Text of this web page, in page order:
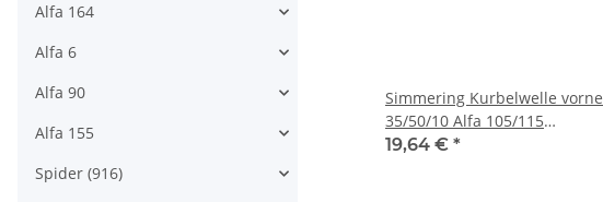
Simmering Kurbelwelle vorne
35/50/10 Alfa 105/115
Originalqualität NEU
19,64 € *
Alfa 164
Alfa 6
Alfa 90
Alfa 155
Spider (916)